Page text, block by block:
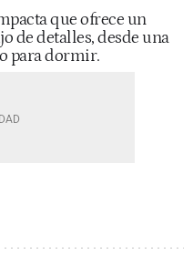
que ofrece un
de detalles, desde una
para dormir.